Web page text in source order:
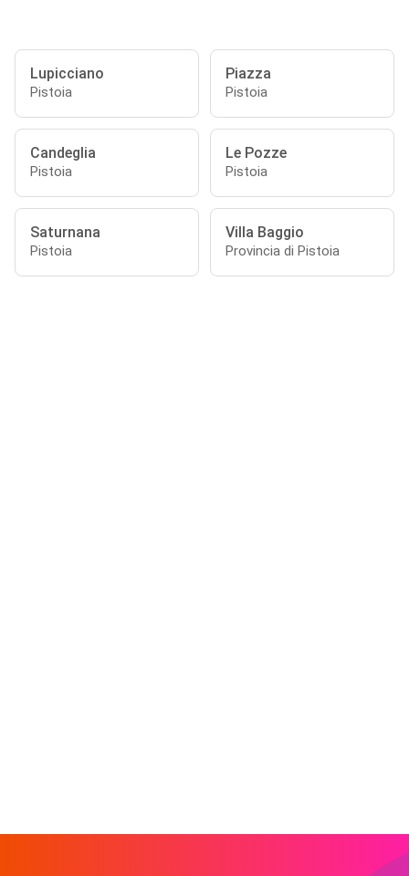
Lupicciano
Pistoia
Piazza
Pistoia
Candeglia
Pistoia
Le Pozze
Pistoia
Saturnana
Pistoia
Villa Baggio
Provincia di Pistoia